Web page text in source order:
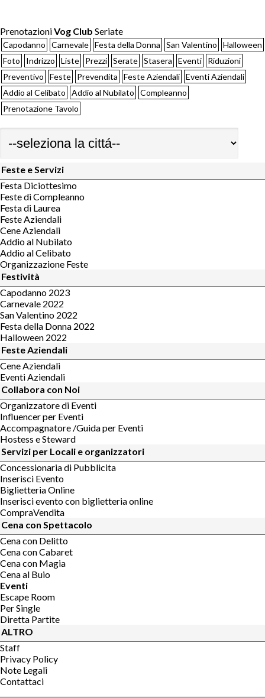
PrenotazioniVog Club Seriate
Capodanno Carnevale Festa della Donna San Valentino
Halloween
Foto
Indrizzo Liste Prezzi Serate Stasera Eventi
Riduzioni
Preventivo
Feste Prevendita Feste Aziendali Eventi Aziendali
Addio al Celibato
Addio al Nubilato
Compleanno
Prenotazione Tavolo
Feste e Servizi
Festa Diciottesimo
Feste di Compleanno
Festa di Laurea
Feste Aziendali
Cene Aziendali
Addio al Nubilato
Addio al Celibato
Organizzazione Feste
Festività
Capodanno 2023
Carnevale 2022
San Valentino 2022
Festa della Donna 2022
Halloween 2022
Feste Aziendali
Cene Aziendali
Eventi Aziendali
Collabora con Noi
Organizzatore di Eventi
Influencer per Eventi
Accompagnatore /Guida per Eventi
Hostess e Steward
Servizi per Locali e organizzatori
Concessionaria di Pubblicita
Inserisci Evento
Biglietteria Online
Inserisci evento con biglietteria online
CompraVendita
Cena con Spettacolo
Cena con Delitto
Cena con Cabaret
Cena con Magia
Cena al Buio
Eventi
Escape Room
Per Single
Diretta Partite
ALTRO
Staff
Privacy Policy
Note Legali
Contattaci